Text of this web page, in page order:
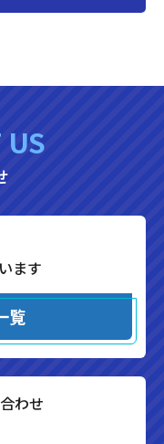
US
ます
覧
わせ